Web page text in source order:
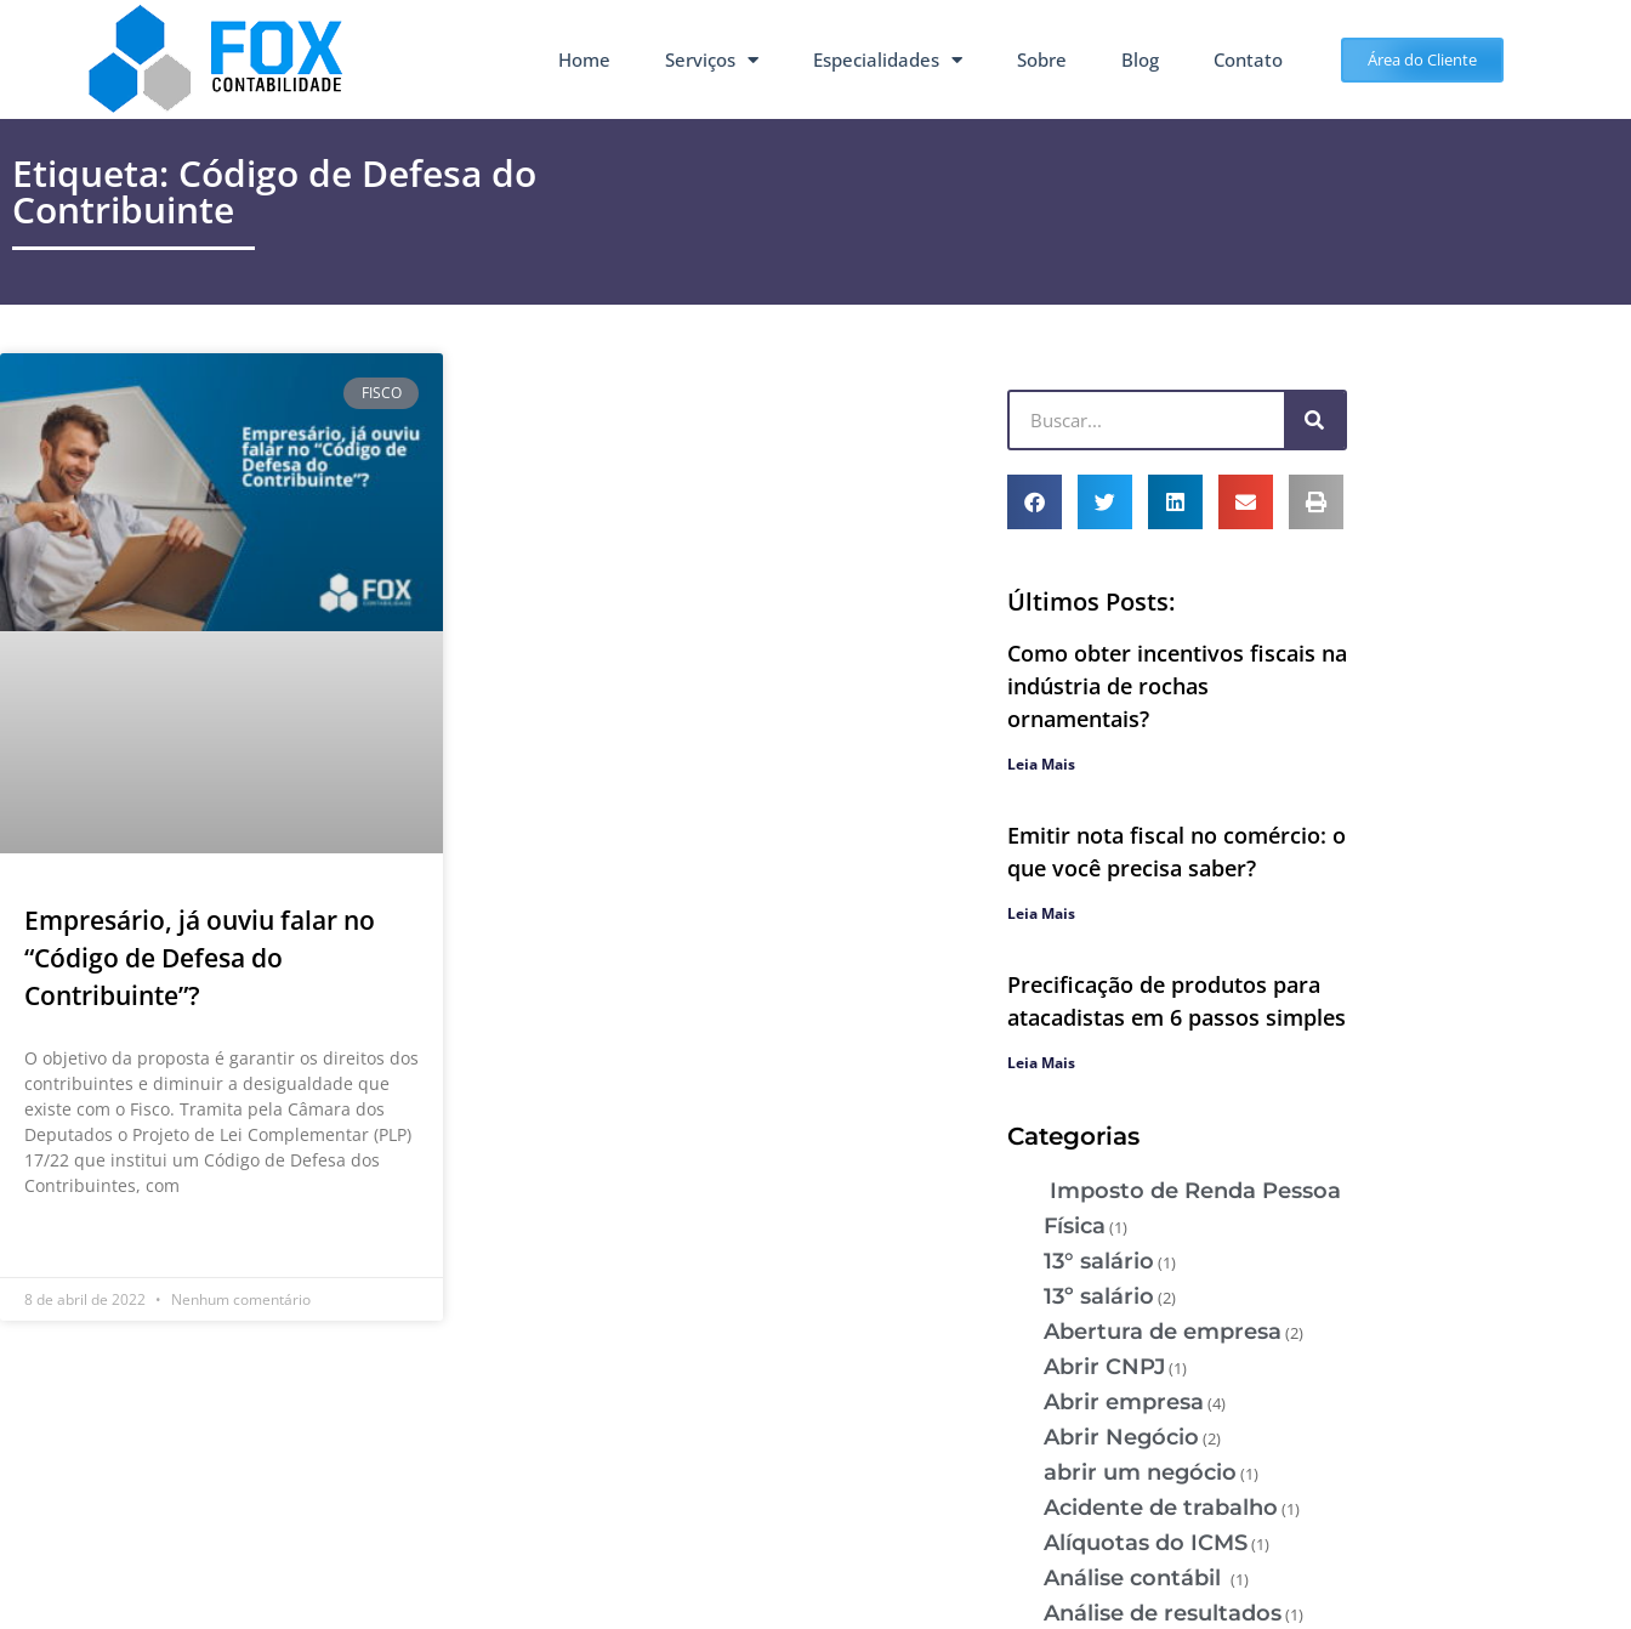
Home Serviços Especialidades Sobre Blog Contato Área do Cliente
Etiqueta: Código de Defesa do
Contribuinte
FISCO
Empresário, já ouviu falar no
“Código de Defesa do
Contribuinte”?
O objetivo da proposta é garantir os direitos dos
contribuintes e diminuir a desigualdade que
existe com o Fisco. Tramita pela Câmara dos
Deputados o Projeto de Lei Complementar (PLP)
17/22 que institui um Código de Defesa dos
Contribuintes, com
8 de abril de 2022 Nenhum comentário
Últimos Posts:
Como obter incentivos fiscais na
indústria de rochas
ornamentais?
Leia Mais
Emitir nota fiscal no comércio: o
que você precisa saber?
Leia Mais
Precificação de produtos para
atacadistas em 6 passos simples
Leia Mais
Categorias
Imposto de Renda Pessoa
Física (1)
13° salário (1)
13º salário (2)
Abertura de empresa (2)
Abrir CNPJ (1)
Abrir empresa (4)
Abrir Negócio (2)
abrir um negócio (1)
Acidente de trabalho (1)
Alíquotas do ICMS(1)
Análise contábil (1)
Análise de resultados(1)